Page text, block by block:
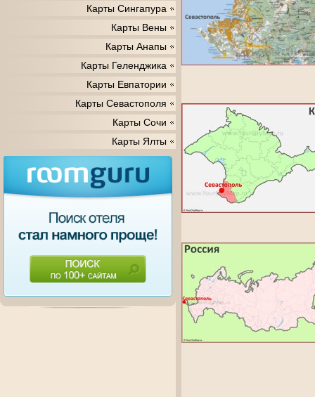
Карты Сингапура
Карты Вены
Карты Анапы
Карты Геленджика
Карты Евпатории
Карты Севастополя
Карты Сочи
Карты Ялты